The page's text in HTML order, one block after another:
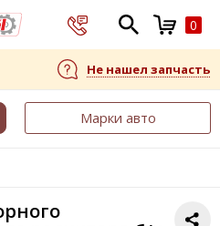
0
Не нашел запчасть
Марки авто